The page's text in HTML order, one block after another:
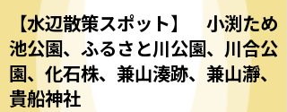
【水辺散策スポット】 小渕ため
池公園、ふるさと川公園、川合公
園、化石株、兼山湊跡、兼山瀞、
貴船神社